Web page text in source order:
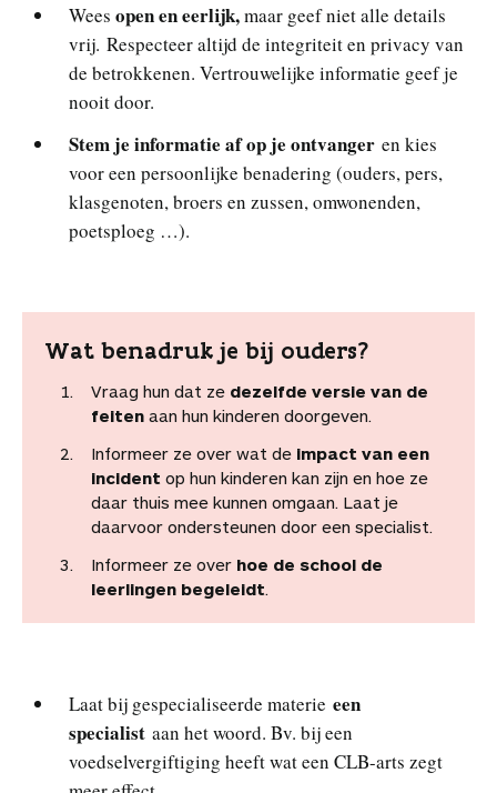
Wees open en eerlijk,maar geef niet alle details
vrij. Respecteer altijd de integriteit en privacy van
de betrokkenen. Vertrouwelijke informatie geef je
nooit door.
Stem je informatie af op je ontvanger en kies
voor een persoonlijke benadering (ouders, pers,
klasgenoten, broers en zussen, omwonenden,
poetsploeg …).
Wat benadruk je bij ouders?
Vraag hun dat ze dezelfde versie van de
feiten aan hun kinderen doorgeven.
Informeer ze over wat de impact van een
incident op hun kinderen kan zijn en hoe ze
daar thuis mee kunnen omgaan. Laat je
daarvoor ondersteunen door een specialist.
Informeer ze over hoe de school de
leerlingen begeleidt.
Laat bij gespecialiseerde materie een
specialist aan het woord. Bv. bij een
voedselvergiftiging heeft wat een CLB-arts zegt